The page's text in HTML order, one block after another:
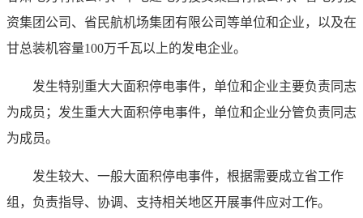
资集团公司、省民航机场集团有限公司等单位和企业，以及在
甘总装机容量100万千瓦以上的发电企业。
发生特别重大大面积停电事件，单位和企业主要负责同志
为成员；发生重大大面积停电事件，单位和企业分管负责同志
为成员。
发生较大、一般大面积停电事件，根据需要成立省工作
组，负责指导、协调、支持相关地区开展事件应对工作。